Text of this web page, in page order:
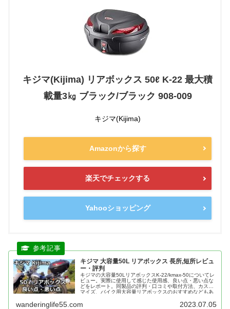
キジマ(Kijima) リアボックス 50ℓ K-22 最大積
載量3㎏ ブラック/ブラック 908-009
キジマ(Kijima)
Amazonから探す
楽天でチェックする
Yahooショッピング
キジマ 大容量50L リアボックス 長所,短所レビュ
ー・評判
キジマの大容量50LリアボックスK-22/kmax-50についてレ
ビュー。実際に使用して感じた使用感、良い点・悪い点な
どをレポート。同製品の評判・口コミや取付方法、カスタ
マイズ、バイク用大容量リアボックスのおすすめなどもあ
wanderinglife55.com 2023.07.05